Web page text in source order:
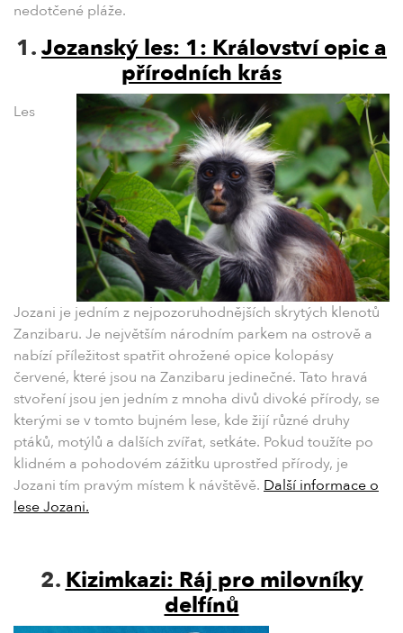
nedotčené pláže.
1.Jozanský les: 1: Království opic a
přírodních krás
Les
Jozani je jedním z nejpozoruhodnějších skrytých klenotů
Zanzibaru. Je největším národním parkem na ostrově a
nabízí příležitost spatřit ohrožené opice kolopásy
červené, které jsou na Zanzibaru jedinečné. Tato hravá
stvoření jsou jen jedním z mnoha divů divoké přírody, se
kterými se v tomto bujném lese, kde žijí různé druhy
ptáků, motýlů a dalších zvířat, setkáte. Pokud toužíte po
klidném a pohodovém zážitku uprostřed přírody, je
Jozani tím pravým místem k návštěvě. Další informace o
lese Jozani.
2. Kizimkazi: Ráj pro milovníky
delfínů